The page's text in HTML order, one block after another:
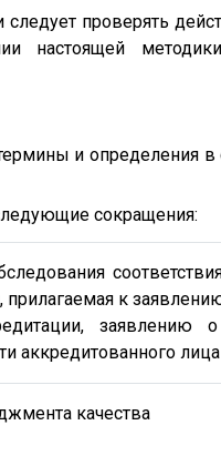
проверять
настоящей
и определения
сокращения:
прилагаемая к
заявлению
аккредитованного лица
качества